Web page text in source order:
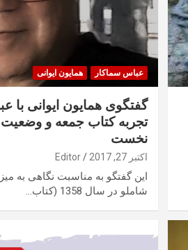
عباس سماکار همایون ایوانی
گفتگوی همایون ایوانی با
تجربه کتاب جمعه و
نخست
اکتبر 27, 2017 Editor
این گفتگو به مناسبت نگاهی به
شاملو در سال 1358 (کتاب…